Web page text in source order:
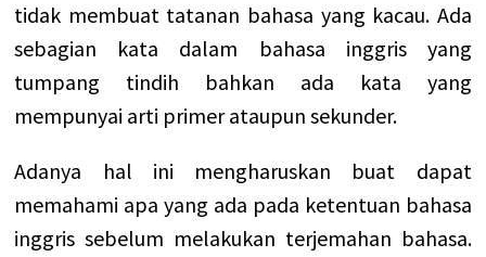
tidak membuat tatanan bahasa yang kacau. Ada
sebagian kata dalam bahasa inggris yang
tumpang tindih bahkan ada kata yang
mempunyai arti primer ataupun sekunder.
Adanya hal ini mengharuskan buat dapat
memahami apa yang ada pada ketentuan bahasa
inggris sebelum melakukan terjemahan bahasa.